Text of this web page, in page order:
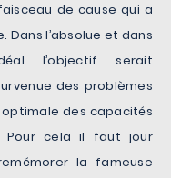
de cause qui a
Dans l’absolue et dans
l’objectif serait
des problèmes
des capacités
Pour cela il faut jour
la fameuse